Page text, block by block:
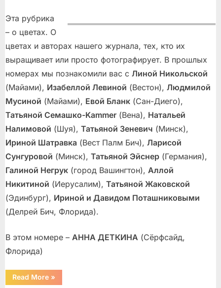
Эта рубрика
– о цветах. О
цветах и авторах нашего журнала, тех, кто их
выращивает или просто фотографирует. В прошлых
номерах мы познакомили вас с Линой Никольской
(Майами), Изабеллой Левиной (Вестон), Людмилой
Мусиной (Майами), Евой Бланк (Сан-Диего),
Татьяной Семашко-Kammer (Вена), Натальей
Налимовой (Шуя), Татьяной Зеневич (Минск),
Ириной Шатравка (Вест Палм Бич), Ларисой
Сунгуровой (Минск), Татьяной Эйснер (Германия),
Галиной Негрук (город Вашингтон), Аллой
Никитиной (Иерусалим), Татьяной Жаковской
(Эдинбург), Ириной и Давидом Поташниковыми
(Делрей Бич, Флорида).
В этом номере – АННА ДЕТКИНА (Сёрфсайд,
Флорида)
Read More“Цветы
у
»